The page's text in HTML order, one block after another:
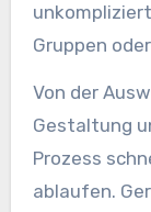
Gruppen
Von der
Gestaltung
Prozess
ablaufen.